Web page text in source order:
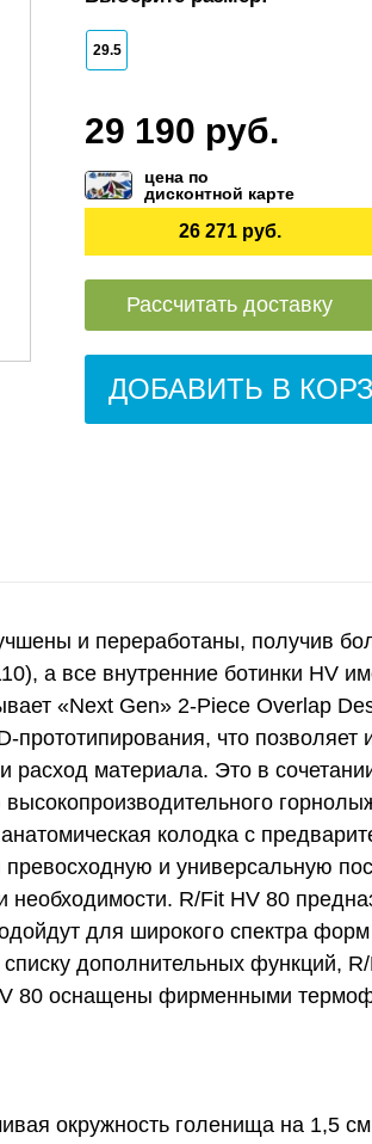
29.5
29 190 руб.
цена по
дисконтной карте
26 271 руб.
Рассчитать доставку
ДОБАВИТЬ В
и переработаны, получив
а все внутренние ботинки HV
«Next Gen» 2-Piece Overlap
что
материала. Это в
колодка с
и универсальную
R/Fit HV 80
для широкого спектра
списку дополнительных
80 оснащены фирменными
окружность голенища на 1,5